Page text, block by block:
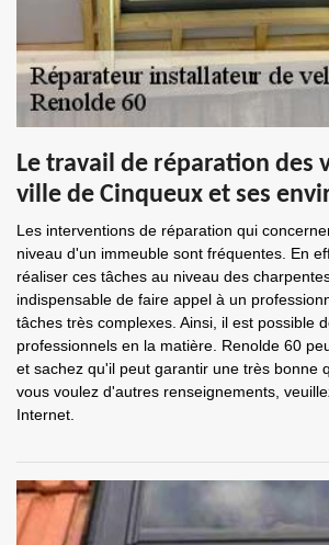
Le travail de réparation des
ville de Cinqueux et ses
Les interventions de réparation qui
niveau d'un immeuble sont fréquentes. En
réaliser ces tâches au niveau des
indispensable de faire appel à un
tâches très complexes. Ainsi, il est possible
professionnels en la matière. Renolde 60
et sachez qu'il peut garantir une très bonne
vous voulez d'autres renseignements,
Internet.